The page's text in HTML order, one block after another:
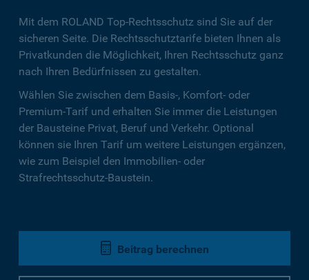
Mit dem ROLAND Top-Rechtsschutz sind Sie auf der
sicheren Seite. Die Rechtsschutztarife bieten Ihnen als
Privatkunden die Möglichkeit, Ihren Rechtsschutz ganz
nach Ihren Bedürfnissen zu gestalten.
Wählen Sie zwischen dem Basis-, Komfort- oder
Premium-Tarif und erhalten Sie immer die Leistungen
der Bausteine Privat, Beruf und Verkehr. Optional
können sie Ihren Tarif um weitere Leistungen ergänzen,
wie zum Beispiel den Immobilien- oder
Strafrechtsschutz-Baustein.
Beitrag berechnen